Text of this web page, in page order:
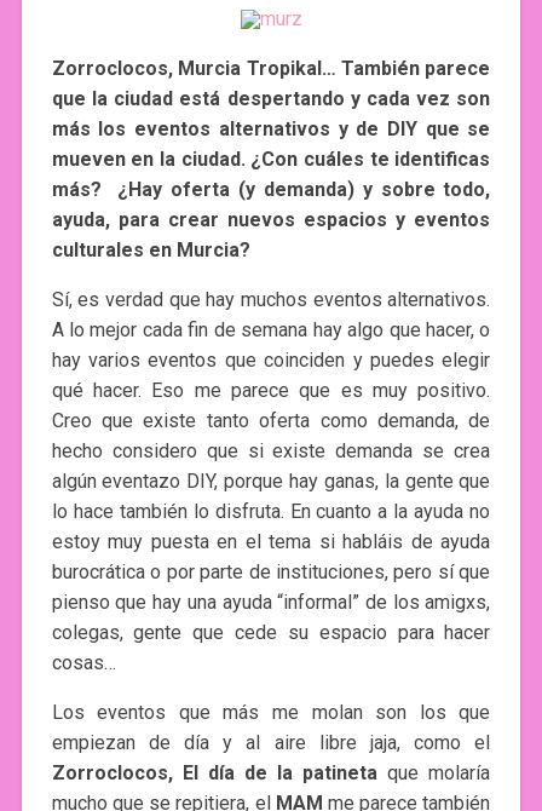
Zorroclocos, Murcia Tropikal… También parece
que la ciudad está despertando y cada vez son
más los eventos alternativos y de DIY que se
mueven en la ciudad. ¿Con cuáles te identificas
más? ¿Hay oferta (y demanda) y sobre todo,
ayuda, para crear nuevos espacios y eventos
culturales en Murcia?
Sí, es verdad que hay muchos eventos alternativos.
A lo mejor cada fin de semana hay algo que hacer, o
hay varios eventos que coinciden y puedes elegir
qué hacer. Eso me parece que es muy positivo.
Creo que existe tanto oferta como demanda, de
hecho considero que si existe demanda se crea
algún eventazo DIY, porque hay ganas, la gente que
lo hace también lo disfruta. En cuanto a la ayuda no
estoy muy puesta en el tema si habláis de ayuda
burocrática o por parte de instituciones, pero sí que
pienso que hay una ayuda “informal” de los amigxs,
colegas, gente que cede su espacio para hacer
cosas…
Los eventos que más me molan son los que
empiezan de día y al aire libre jaja, como el
Zorroclocos, El día de la patineta que molaría
mucho que se repitiera, el MAM me parece también